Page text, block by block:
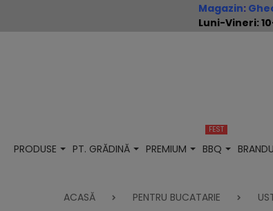
Magazin:
Luni-Vineri:
PRODUSE PT. GRĂDINĂ PREMIUM BBQ
FEST
ACASĂ PENTRU BUCATARIE